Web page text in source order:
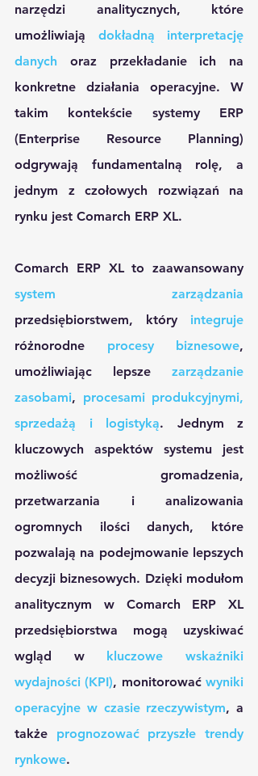
narzędzi analitycznych, które
umożliwiają dokładną interpretację
danych oraz przekładanie ich na
konkretne działania operacyjne. W
takim kontekście systemy ERP
(Enterprise Resource Planning)
odgrywają fundamentalną rolę, a
jednym z czołowych rozwiązań na
rynku jest Comarch ERP XL.
Comarch ERP XL to zaawansowany
system zarządzania
przedsiębiorstwem, który integruje
różnorodne procesy biznesowe,
umożliwiając lepsze zarządzanie
zasobami, procesami produkcyjnymi,
sprzedażą i logistyką. Jednym z
kluczowych aspektów systemu jest
możliwość gromadzenia,
przetwarzania i analizowania
ogromnych ilości danych, które
pozwalają na podejmowanie lepszych
decyzji biznesowych. Dzięki modułom
analitycznym w Comarch ERP XL
przedsiębiorstwa mogą uzyskiwać
wgląd w kluczowe wskaźniki
wydajności (KPI), monitorować wyniki
operacyjne w czasie rzeczywistym, a
także prognozować przyszłe trendy
rynkowe.